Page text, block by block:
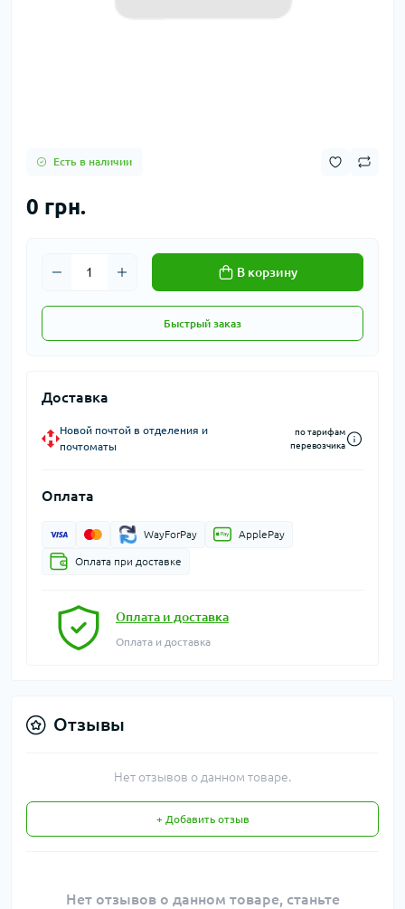
Есть в наличии
0 грн.
В корзину
Быстрый заказ
Доставка
Новой почтой в отделения и
почтоматы
по тарифам
перевозчика
Оплата
WayForPay ApplePay
Оплата при доставке
Оплата и доставка
Оплата и доставка
Отзывы
Нет отзывов о данном товаре.
+ Добавить отзыв
Нет отзывов о данном товаре, станьте